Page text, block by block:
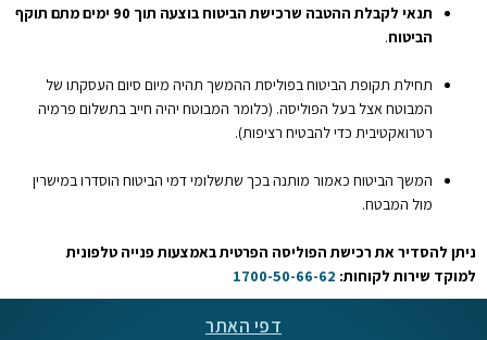
תנאי לקבלת ההטבה שרכישת הביטוח בוצעה תוך 90 ימים מתם תוקף
הביטוח.
תחילת תקופת הביטוח בפוליסת ההמשך תהיה מיום סיום העסקתו של
המבוטח אצל בעל הפוליסה. (כלומר המבוטח יהיה חייב בתשלום פרמיה
רטרואקטיבית כדי להבטיח רציפות).
המשך הביטוח כאמור מותנה בכך שתשלומי דמי הביטוח הוסדרו במישרין
מול המבטח.
ניתן להסדיר את רכישת הפוליסה הפרטית באמצעות פנייה טלפונית
למוקד שירות לקוחות: 1700-50-66-62
דפי האתר